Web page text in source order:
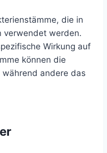
die in
verwendet werden.
Wirkung auf
können die
andere das